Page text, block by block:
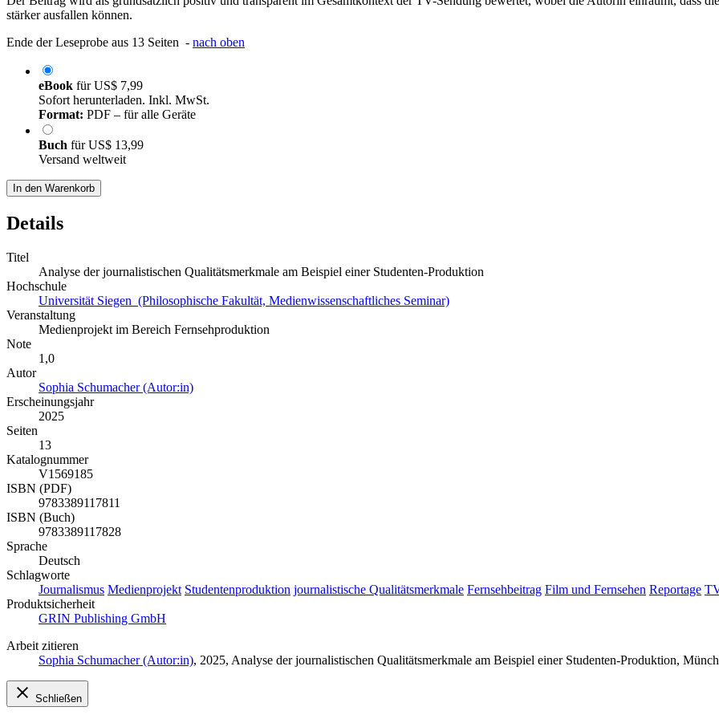
stärker ausfallen können.
Ende der Leseprobe aus 13 Seiten - nach oben
eBook fürUS$ 7,99
Sofort herunterladen. Inkl. MwSt.
Format: PDF – für alle Geräte
Buch fürUS$ 13,99
Versand weltweit
In den Warenkorb
Details
Titel
Analyse der journalistischen Qualitätsmerkmale am Beispiel einer Studenten-Produktion
Hochschule
Universität Siegen (Philosophische Fakultät, Medienwissenschaftliches Seminar)
Veranstaltung
Medienprojekt im Bereich Fernsehproduktion
Note
1,0
Autor
Sophia Schumacher (Autor:in)
Erscheinungsjahr
2025
Seiten
13
Katalognummer
V1569185
ISBN (PDF)
9783389117811
ISBN (Buch)
9783389117828
Sprache
Deutsch
Schlagworte
Journalismus Medienprojekt Studentenproduktion journalistische Qualitätsmerkmale Fernsehbeitrag Film und Fernsehen Reportage
Produktsicherheit
GRIN Publishing GmbH
Arbeit zitieren
Sophia Schumacher (Autor:in), 2025, Analyse der journalistischen Qualitätsmerkmale am Beispiel einer Studenten-Produktion,
Schließen